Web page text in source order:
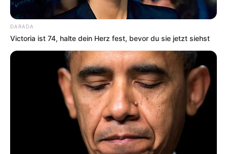
DARADA
Victoria ist 74, halte dein Herz fest, bevor du sie jetzt siehst